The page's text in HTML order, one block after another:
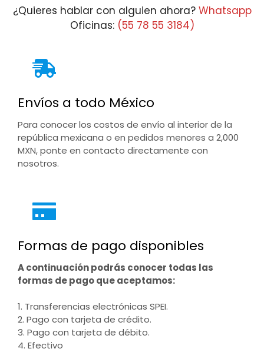
¿Quieres hablar con alguien ahora? Whatsapp
Oficinas: (55 78 55 3184)
Envíos a todo México
Para conocer los costos de envío al interior de la
república mexicana o en pedidos menores a 2,000
MXN, ponte en contacto directamente con
nosotros.
Formas de pago disponibles
A continuación podrás conocer todas las
formas de pago que aceptamos:
1. Transferencias electrónicas SPEI.
2. Pago con tarjeta de crédito.
3. Pago con tarjeta de débito.
4. Efectivo